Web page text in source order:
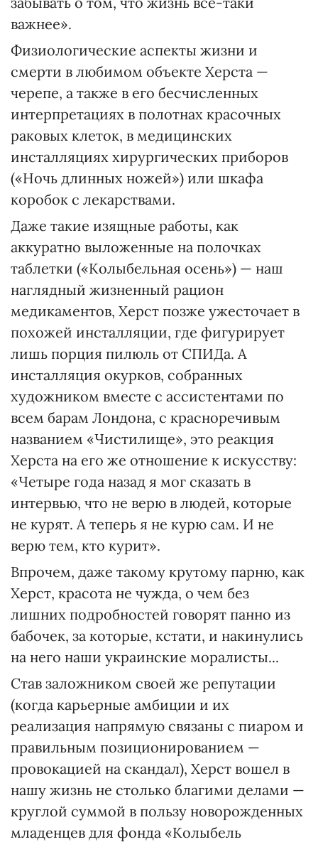
важнее».
Физиологические аспекты жизни и
смерти в любимом объекте Херста —
черепе, а также в его бесчисленных
интерпретациях в полотнах красочных
раковых клеток, в медицинских
инсталляциях хирургических приборов
(«Ночь длинных ножей») или шкафа
коробок с лекарствами.
Даже такие изящные работы, как
аккуратно выложенные на полочках
таблетки («Колыбельная осень») — наш
наглядный жизненный рацион
медикаментов, Херст позже ужесточает в
похожей инсталляции, где фигурирует
лишь порция пилюль от СПИДа. А
инсталляция окурков, собранных
художником вместе с ассистентами по
всем барам Лондона, с красноречивым
названием «Чистилище», это реакция
Херста на его же отношение к искусству:
«Четыре года назад я мог сказать в
интервью, что не верю в людей, которые
не курят. А теперь я не курю сам. И не
верю тем, кто курит».
Впрочем, даже такому крутому парню, как
Херст, красота не чужда, о чем без
лишних подробностей говорят панно из
бабочек, за которые, кстати, и накинулись
на него наши украинские моралисты...
Став заложником своей же репутации
(когда карьерные амбиции и их
реализация напрямую связаны с пиаром и
правильным позиционированием —
провокацией на скандал), Херст вошел в
нашу жизнь не столько благими делами —
круглой суммой в пользу новорожденных
младенцев для фонда «Колыбель